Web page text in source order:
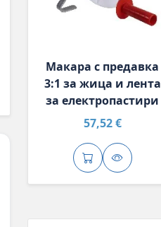
Макара с предавка
3:1 за жица и лента
за електропастири
57,52 €